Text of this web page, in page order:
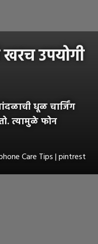
उपयोगी
धूळ चार्जिंग
त्यामुळे फोन
Care Tips | pintrest